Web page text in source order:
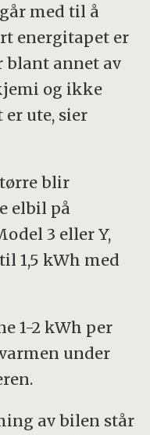
med til å
energitapet er
blant annet av
og ikke
ute, sier
blir
elbil på
3 eller Y,
1,5 kWh med
1-2 kWh per
under
av bilen står